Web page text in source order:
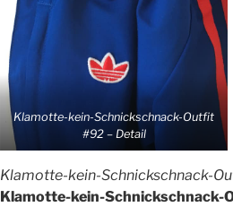
Klamotte-kein-Schnickschnack-Outfit
#92 – Detail
Klamotte-kein-Schnickschnack-
Klamotte-kein-Schnickschnack-